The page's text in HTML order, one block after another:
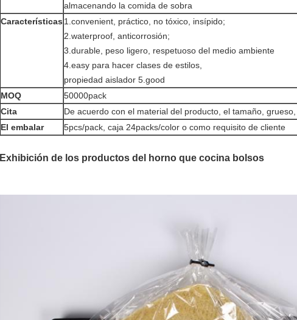
almacenando la comida de sobra
Características 1.convenient, práctico, no tóxico, insípido;
2.waterproof, anticorrosión;
3.durable, peso ligero, respetuoso del medio ambiente
4.easy para hacer clases de estilos,
propiedad aislador 5.good
MOQ
50000pack
Cita
De acuerdo con el material del producto, el tamaño,
El embalar
5pcs/pack, caja 24packs/color o como requisito de cliente
Exhibición de los productos del horno que cocina bolsos